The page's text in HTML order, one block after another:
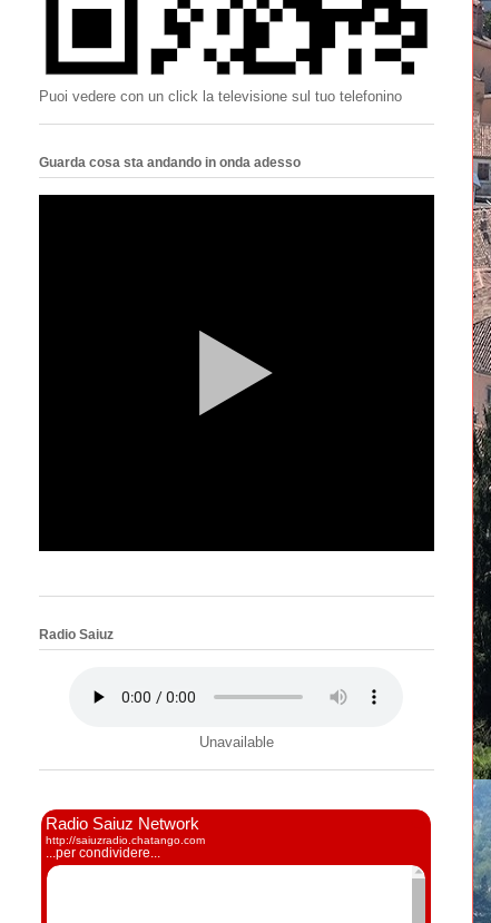
Puoi vedere con un click la televisione sul tuo telefonino
Guarda cosa sta andando in onda adesso
Radio Saiuz
Unavailable